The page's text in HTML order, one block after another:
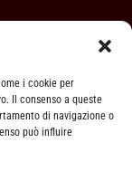
i cookie per
Il consenso a queste
di navigazione o
può influire